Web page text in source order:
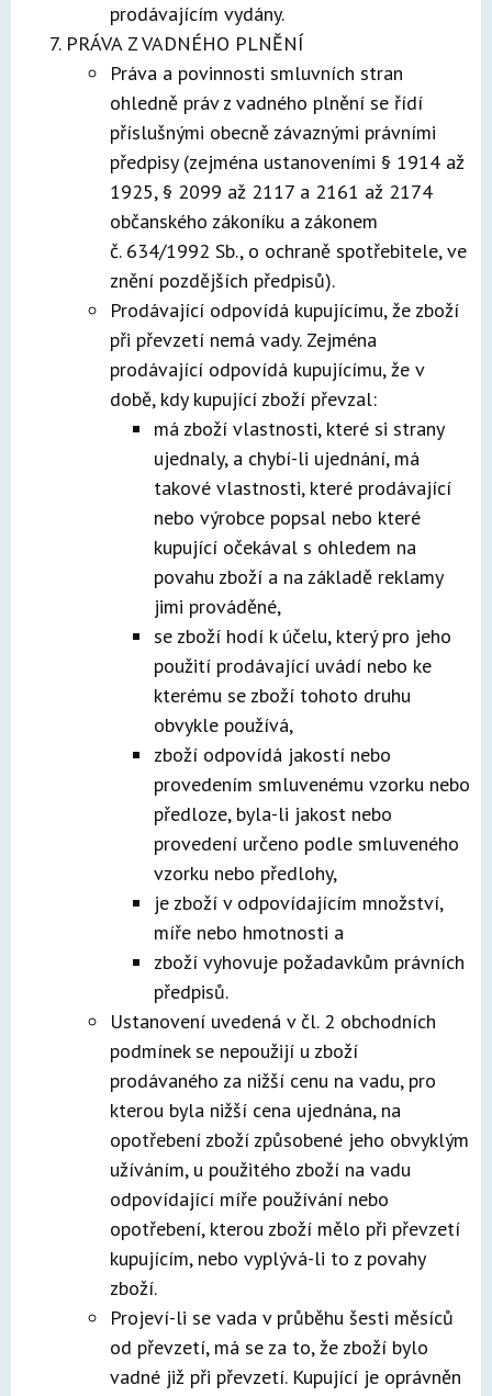
prodávajícím vydány.
PRÁVA Z VADNÉHO PLNĚNÍ
Práva a povinnosti smluvních stran
ohledně práv z vadného plnění se řídí
příslušnými obecně závaznými právními
předpisy (zejména ustanoveními § 1914 až
1925, § 2099 až 2117 a 2161 až 2174
občanského zákoníku a zákonem
č. 634/1992 Sb., o ochraně spotřebitele, ve
znění pozdějších předpisů).
Prodávající odpovídá kupujícímu, že zboží
při převzetí nemá vady. Zejména
prodávající odpovídá kupujícímu, že v
době, kdy kupující zboží převzal:
má zboží vlastnosti, které si strany
ujednaly, a chybí-li ujednání, má
takové vlastnosti, které prodávající
nebo výrobce popsal nebo které
kupující očekával s ohledem na
povahu zboží a na základě reklamy
jimi prováděné,
se zboží hodí k účelu, který pro jeho
použití prodávající uvádí nebo ke
kterému se zboží tohoto druhu
obvykle používá,
zboží odpovídá jakostí nebo
provedením smluvenému vzorku nebo
předloze, byla-li jakost nebo
provedení určeno podle smluveného
vzorku nebo předlohy,
je zboží v odpovídajícím množství,
míře nebo hmotnosti a
zboží vyhovuje požadavkům právních
předpisů.
Ustanovení uvedená v čl. 2 obchodních
podmínek se nepoužijí u zboží
prodávaného za nižší cenu na vadu, pro
kterou byla nižší cena ujednána, na
opotřebení zboží způsobené jeho obvyklým
užíváním, u použitého zboží na vadu
odpovídající míře používání nebo
opotřebení, kterou zboží mělo při převzetí
kupujícím, nebo vyplývá-li to z povahy
zboží.
Projeví-li se vada v průběhu šesti měsíců
od převzetí, má se za to, že zboží bylo
vadné již při převzetí. Kupující je oprávněn